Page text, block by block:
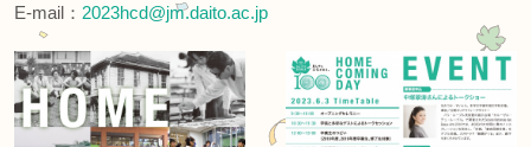
E-mail： 2023hcd@jm.daito.ac.jp